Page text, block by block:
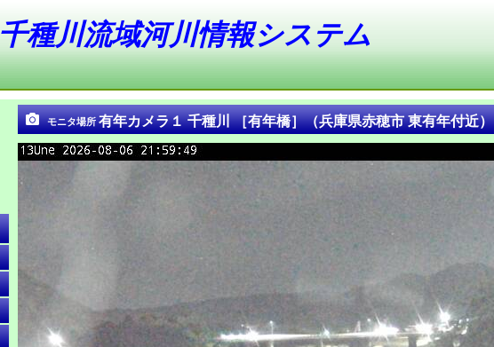
千種川流域河川情報システム
モニタ場所有年カメラ１ 千種川 ［有年橋］（兵庫県赤穂市 東有年付近）